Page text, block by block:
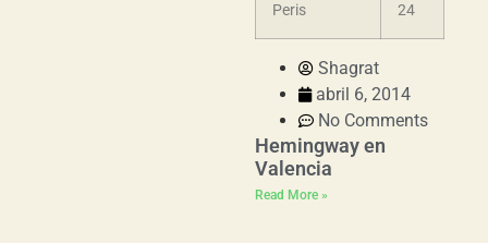
Peris 24
Shagrat
abril 6, 2014
No Comments
Hemingway en
Valencia
Read More »